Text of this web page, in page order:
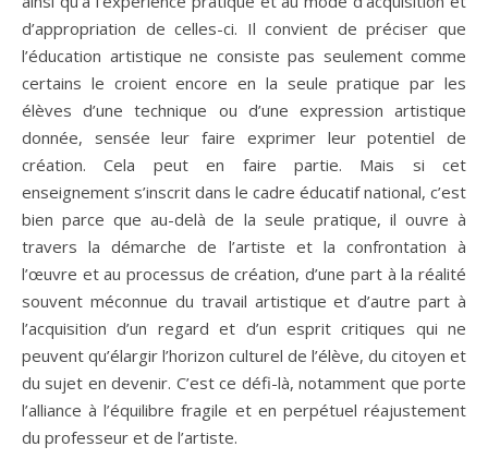
d’appropriation de celles-ci. Il convient de préciser que
l’éducation artistique ne consiste pas seulement comme
certains le croient encore en la seule pratique par les
élèves d’une technique ou d’une expression artistique
donnée, sensée leur faire exprimer leur potentiel de
création. Cela peut en faire partie. Mais si cet
enseignement s’inscrit dans le cadre éducatif national, c’est
bien parce que au-delà de la seule pratique, il ouvre à
travers la démarche de l’artiste et la confrontation à
l’œuvre et au processus de création, d’une part à la réalité
souvent méconnue du travail artistique et d’autre part à
l’acquisition d’un regard et d’un esprit critiques qui ne
peuvent qu’élargir l’horizon culturel de l’élève, du citoyen et
du sujet en devenir. C’est ce défi-là, notamment que porte
l’alliance à l’équilibre fragile et en perpétuel réajustement
du professeur et de l’artiste.